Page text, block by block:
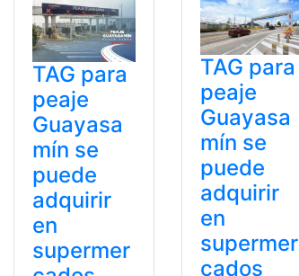
TAG para
peaje
Guayasa
mín se
puede
adquirir
en
supermer
TAG para
peaje
Guayasa
mín se
puede
adquirir
en
supermer
cados